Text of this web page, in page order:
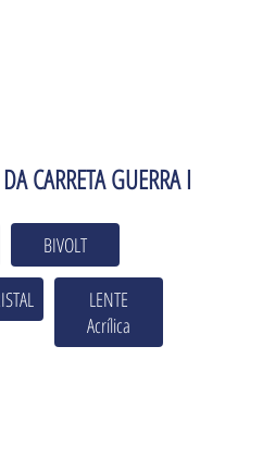
CARRETA GUERRA I
BIVOLT
LENTE
Acrílica